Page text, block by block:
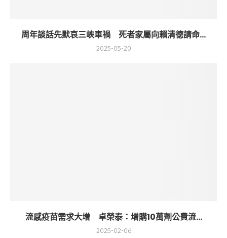
周年談話先默哀三峽車禍 死者家屬向賴清德請命...
2025-05-20
流感疫苗需求大增 卓榮泰：增購10萬劑公費流...
2025-02-06